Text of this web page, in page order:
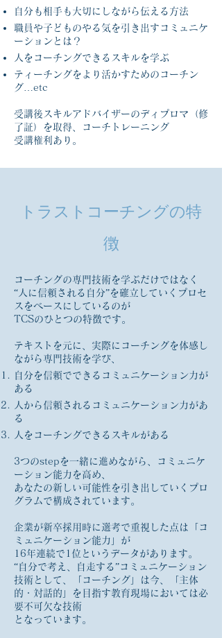
自分も相手も大切にしながら伝える方法
職員や子どものやる気を引き出すコミュニケ
ーションとは？
人をコーチングできるスキルを学ぶ
ティーチングをより活かすためのコーチン
グ…etc
受講後スキルアドバイザーのディプロマ（修
了証）を取得、コーチトレーニング
受講権利あり。
トラストコーチングの特
徴
コーチングの専門技術を学ぶだけではなく
“人に信頼される自分”を確立していくプロセ
スをベースにしているのが
TCSのひとつの特徴です。
テキストを元に、実際にコーチングを体感し
ながら専門技術を学び、
自分を信頼でできるコミュニケーション力が
ある
人から信頼されるコミュニケーション力があ
る
人をコーチングできるスキルがある
3つのstepを一緒に進めながら、コミュニケ
ーション能力を高め、
あなたの新しい可能性を引き出していくプロ
グラムで構成されています。
企業が新卒採用時に選考で重視した点は「コ
ミュニケーション能力」が
16年連続で1位というデータがあります。
“自分で考え、自走する”コミュニケーション
技術として、「コーチング」は今、「主体
的・対話的」を目指す教育現場においては必
要不可欠な技術
となっています。